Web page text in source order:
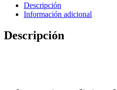
Descripción
Información adicional
Descripción